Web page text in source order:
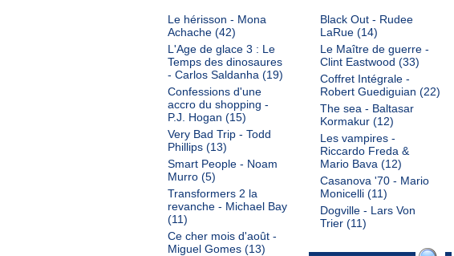
Black Out - Rudee
LaRue(14)
Le Maître de guerre -
Clint Eastwood (33)
Coffret Intégrale -
Robert Guediguian (22)
The sea - Baltasar
Kormakur(12)
Les vampires -
Riccardo Freda &
Mario Bava(12)
Casanova '70 - Mario
Monicelli(11)
Dogville - Lars Von
Trier(11)
Le hérisson - Mona
Achache(42)
L'Age de glace 3 : Le
Temps des dinosaures
- Carlos Saldanha(19)
Confessions d'une
accro du shopping -
P.J. Hogan (15)
Very Bad Trip - Todd
Phillips(13)
Smart People - Noam
Murro(5)
Transformers 2 la
revanche - Michael Bay
(11)
Ce cher mois d'août -
Miguel Gomes(13)